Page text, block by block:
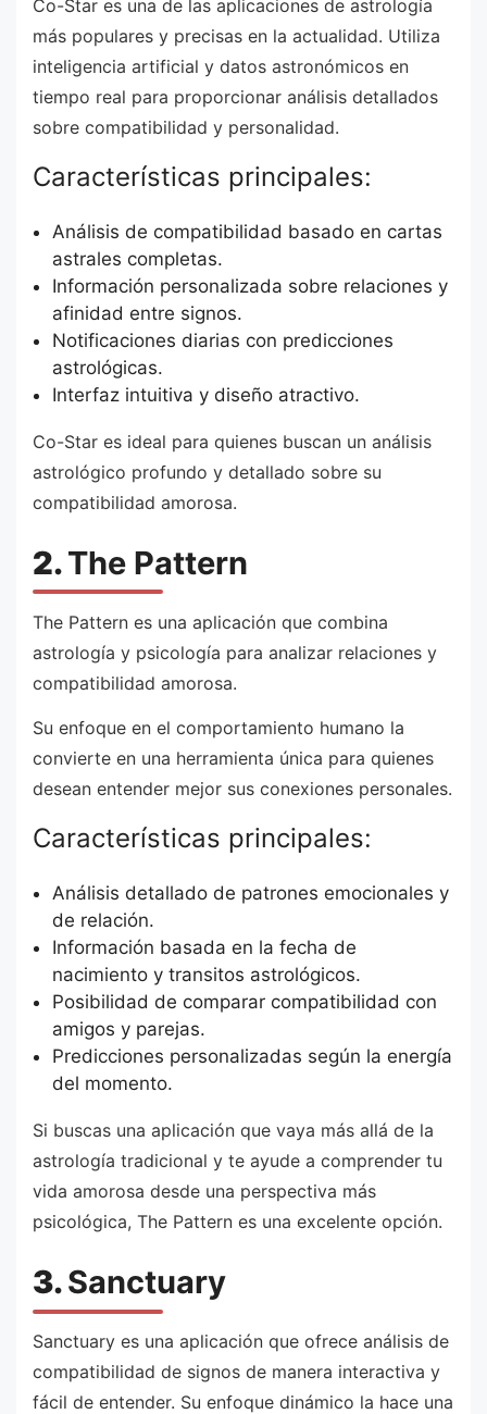
Co-Star es una de las aplicaciones de astrología
más populares y precisas en la actualidad. Utiliza
inteligencia artificial y datos astronómicos en
tiempo real para proporcionar análisis detallados
sobre compatibilidad y personalidad.
Características principales:
Análisis de compatibilidad basado en cartas
astrales completas.
Información personalizada sobre relaciones y
afinidad entre signos.
Notificaciones diarias con predicciones
astrológicas.
Interfaz intuitiva y diseño atractivo.
Co-Star es ideal para quienes buscan un análisis
astrológico profundo y detallado sobre su
compatibilidad amorosa.
2.The Pattern
The Pattern es una aplicación que combina
astrología y psicología para analizar relaciones y
compatibilidad amorosa.
Su enfoque en el comportamiento humano la
convierte en una herramienta única para quienes
desean entender mejor sus conexiones personales.
Características principales:
Análisis detallado de patrones emocionales y
de relación.
Información basada en la fecha de
nacimiento y transitos astrológicos.
Posibilidad de comparar compatibilidad con
amigos y parejas.
Predicciones personalizadas según la energía
del momento.
Si buscas una aplicación que vaya más allá de la
astrología tradicional y te ayude a comprender tu
vida amorosa desde una perspectiva más
psicológica, The Pattern es una excelente opción.
3.Sanctuary
Sanctuary es una aplicación que ofrece análisis de
compatibilidad de signos de manera interactiva y
fácil de entender. Su enfoque dinámico la hace una